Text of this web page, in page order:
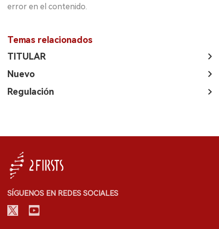
error en el contenido.
Temas relacionados
TITULAR
Nuevo
Regulación
SÍGUENOS EN REDES SOCIALES